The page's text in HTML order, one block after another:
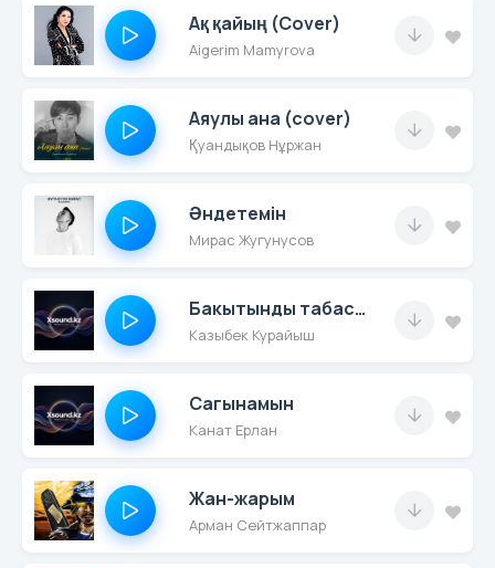
Ақ қайың (Cover)
Aigerim Mamyrova
Аяулы ана (cover)
Қуандықов Нұржан
Әндетемін
Мирас Жугунусов
Бакытынды табасын
Казыбек Курайыш
Сагынамын
Канат Ерлан
Жан-жарым
Арман Сейтжаппар